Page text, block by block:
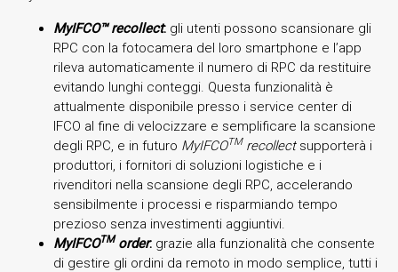
MyIFCO™ recollect: gli utenti possono scansionare gli
RPC con la fotocamera del loro smartphone e l’app
rileva automaticamente il numero di RPC da restituire
evitando lunghi conteggi. Questa funzionalità è
attualmente disponibile presso i service center di
IFCO al fine di velocizzare e semplificare la scansione
degli RPC, e in futuro MyIFCOTMrecollectsupporterà i
produttori, i fornitori di soluzioni logistiche e i
rivenditori nella scansione degli RPC, accelerando
sensibilmente i processi e risparmiando tempo
prezioso senza investimenti aggiuntivi.
MyIFCOTMorder: grazie alla funzionalità che consente
di gestire gli ordini da remoto in modo semplice, tutti i